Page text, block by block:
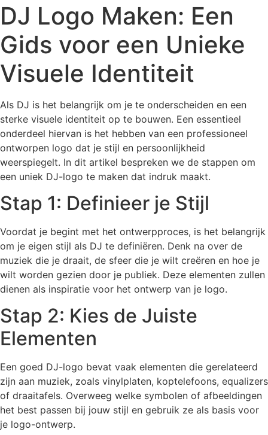
DJ Logo Maken: Een
Gids voor een Unieke
Visuele Identiteit
Als DJ is het belangrijk om je te onderscheiden en een
sterke visuele identiteit op te bouwen. Een essentieel
onderdeel hiervan is het hebben van een professioneel
ontworpen logo dat je stijl en persoonlijkheid
weerspiegelt. In dit artikel bespreken we de stappen om
een uniek DJ-logo te maken dat indruk maakt.
Stap 1: Definieer je Stijl
Voordat je begint met het ontwerpproces, is het belangrijk
om je eigen stijl als DJ te definiëren. Denk na over de
muziek die je draait, de sfeer die je wilt creëren en hoe je
wilt worden gezien door je publiek. Deze elementen zullen
dienen als inspiratie voor het ontwerp van je logo.
Stap 2: Kies de Juiste
Elementen
Een goed DJ-logo bevat vaak elementen die gerelateerd
zijn aan muziek, zoals vinylplaten, koptelefoons, equalizers
of draaitafels. Overweeg welke symbolen of afbeeldingen
het best passen bij jouw stijl en gebruik ze als basis voor
je logo-ontwerp.